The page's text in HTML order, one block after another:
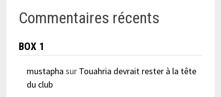
Commentaires récents
BOX 1
mustapha sur Touahria devrait rester à la tête
du club